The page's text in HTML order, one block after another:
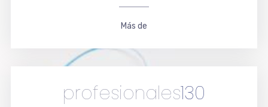
Más de
profesionales130